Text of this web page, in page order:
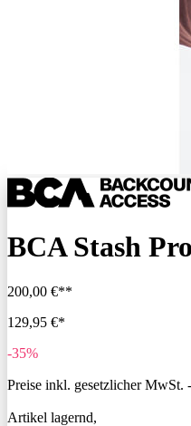
BCA Stash
200,00 €**
129,95 €*
-35%
Preise inkl. gesetzlicher MwSt. -
Artikel lagernd,